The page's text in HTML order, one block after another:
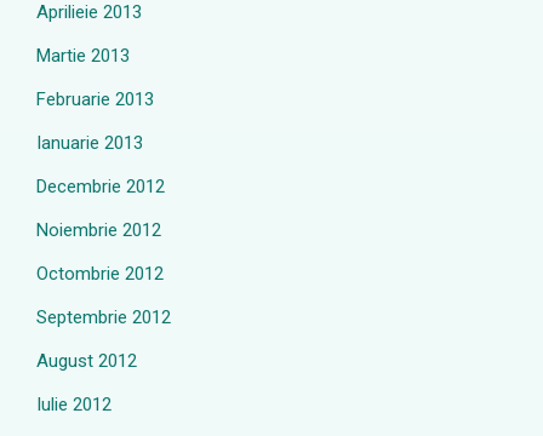
Aprilieie 2013
Martie 2013
Februarie 2013
Ianuarie 2013
Decembrie 2012
Noiembrie 2012
Octombrie 2012
Septembrie 2012
August 2012
Iulie 2012